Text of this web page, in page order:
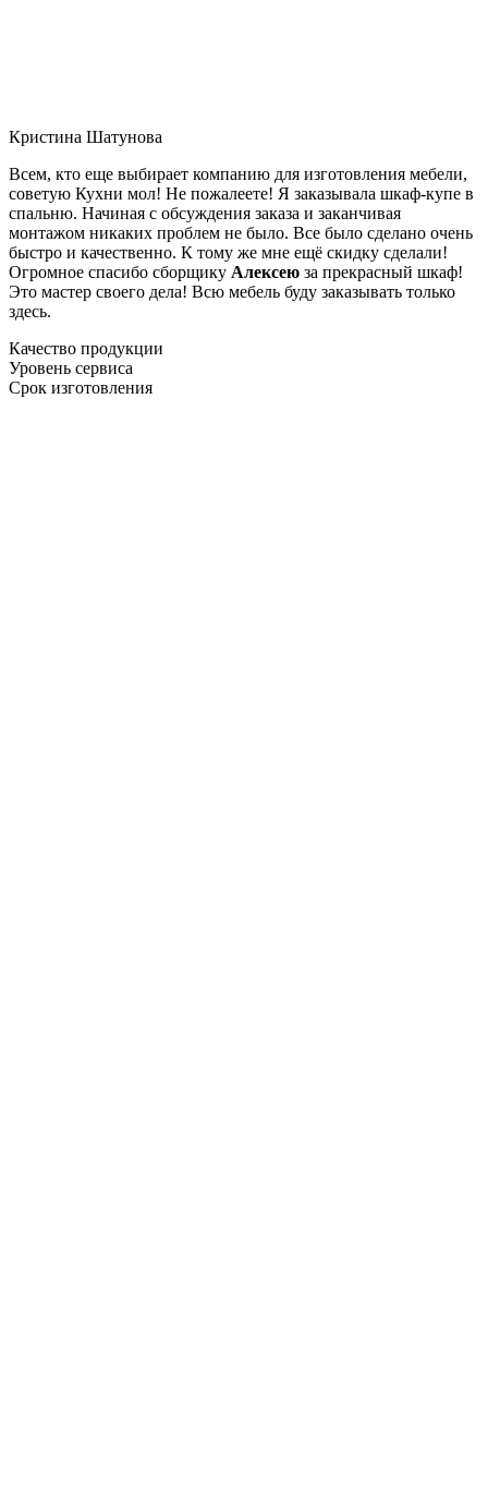
Кристина Шатунова
Всем, кто еще выбирает компанию для изготовления мебели,
советую Кухни мол! Не пожалеете! Я заказывала шкаф-купе в
спальню. Начиная с обсуждения заказа и заканчивая
монтажом никаких проблем не было. Все было сделано очень
быстро и качественно. К тому же мне ещё скидку сделали!
Огромное спасибо сборщику Алексею за прекрасный шкаф!
Это мастер своего дела! Всю мебель буду заказывать только
здесь.
Качество продукции
Уровень сервиса
Срок изготовления